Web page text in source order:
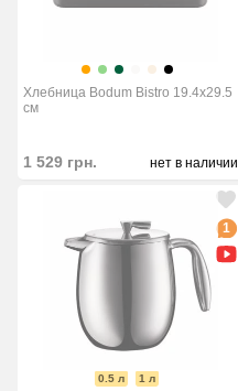
Хлебница Bodum Bistro 19.4x29.5
см
1 529 грн. нет в наличии
1
0.5 л 1 л